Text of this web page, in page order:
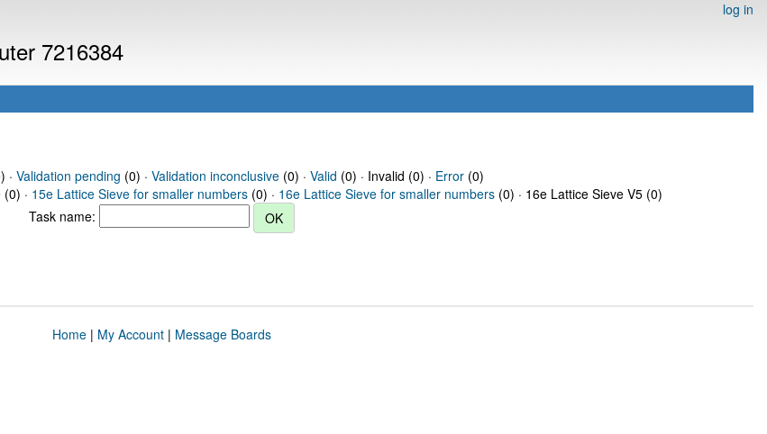
log in
7216384
· Validation pending (0) · Validation inconclusive(0) · Valid (0) · Invalid (0) · Error(0)
(0) · 15e Lattice Sieve for smaller numbers (0) · 16e Lattice Sieve for smaller numbers (0) · 16e Lattice Sieve V5 (0)
Task name:
Home| My Account| Message Boards